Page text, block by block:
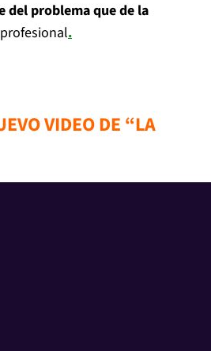
del problema que de la
.
VIDEO DE “LA